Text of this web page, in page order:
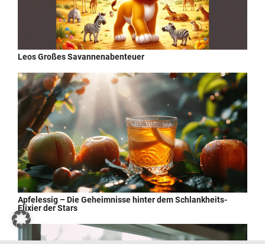
Leos Großes Savannenabenteuer
Apfelessig – Die Geheimnisse hinter dem Schlankheits-
Elixier der Stars